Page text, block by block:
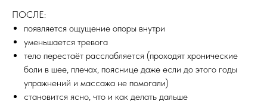
ПОСЛЕ:
появляется ощущение опоры внутри
уменьшается тревога
тело перестаёт расслабляется (проходят хронические
боли в шее, плечах, пояснице даже если до этого годы
упражнений и массажа не помогали)
становится ясно, что и как делать дальше